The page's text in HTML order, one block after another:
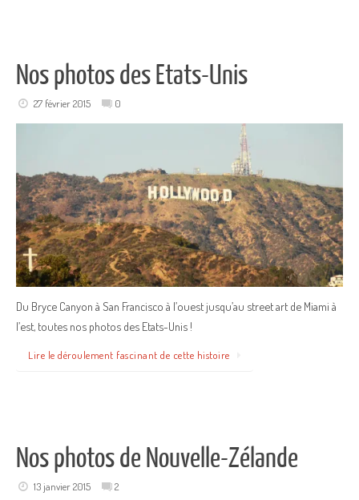
Nos photos des Etats-Unis
27 février 2015 0
Du Bryce Canyon à San Francisco à l’ouest jusqu’au street art de Miami à
l’est, toutes nos photos des Etats-Unis !
Lire le déroulement fascinant de cette histoire
Nos photos de Nouvelle-Zélande
13 janvier 2015 2